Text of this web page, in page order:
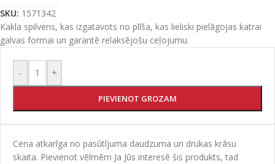
SKU: 1571342
Kakla spilvens, kas izgatavots no plīša, kas lieliski pielāgojas katrai
galvas formai un garantē relaksējošu ceļojumu.
- +
PIEVIENOT GROZAM
Cena atkarīga no pasūtījuma daudzuma un drukas krāsu
skaita. Pievienot vēlmēm Ja Jūs interesē šis produkts, tad